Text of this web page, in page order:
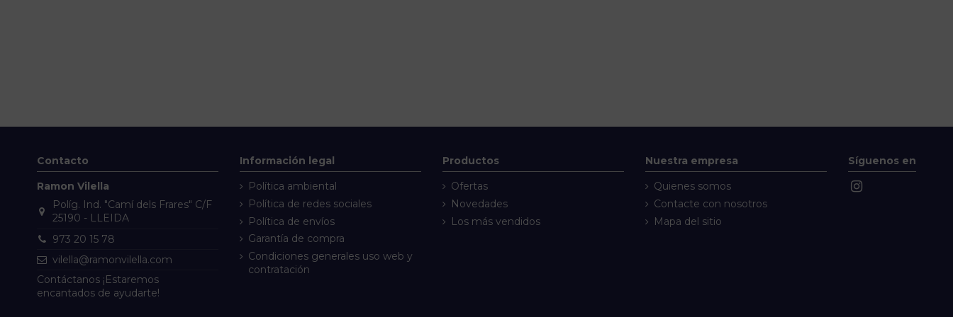
Contacto
Ramon Vilella
Políg. Ind. "Camí dels Frares" C/F
25190 - LLEIDA
973 20 15 78
vilella@ramonvilella.com
Contáctanos ¡Estaremos
encantados de ayudarte!
Información legal
Política ambiental
Política de redes sociales
Política de envíos
Garantía de compra
Condiciones generales uso web y
contratación
Productos
Ofertas
Novedades
Los más vendidos
Nuestra empresa
Quienes somos
Contacte con nosotros
Mapa del sitio
Síguenos en